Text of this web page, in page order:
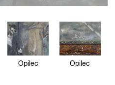
Opilec Opilec